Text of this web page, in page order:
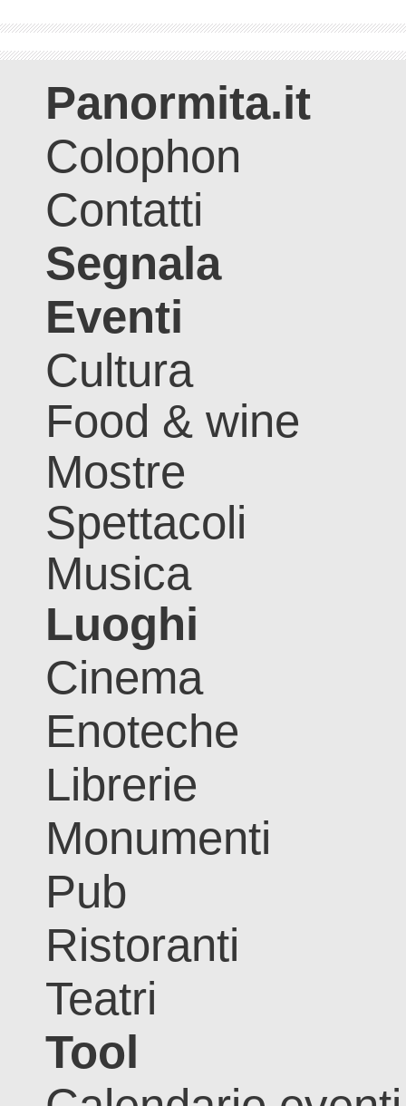
Panormita.it
Colophon
Contatti
Segnala
Eventi
Cultura
Food & wine
Mostre
Spettacoli
Musica
Luoghi
Cinema
Enoteche
Librerie
Monumenti
Pub
Ristoranti
Teatri
Tool